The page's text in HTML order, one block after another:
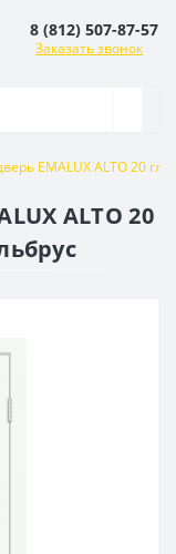
8 (812) 507-87-57
Заказать звонок
EMALUX ALTO 20
ALTO 20